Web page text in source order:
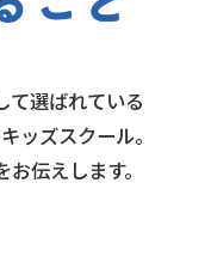
て選ばれている
ッズスクール。
伝えします。